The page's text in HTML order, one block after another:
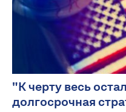
"К черту весь
долгосрочная